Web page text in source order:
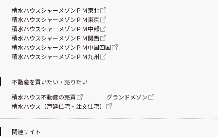
積水ハウスシャーメゾンＰＭ東北
積水ハウスシャーメゾンＰＭ東京
積水ハウスシャーメゾンＰＭ中部
積水ハウスシャーメゾンＰＭ関西
積水ハウスシャーメゾンＰＭ中国四国
積水ハウスシャーメゾンＰＭ九州
不動産を買いたい・売りたい
積水ハウス不動産の売買
グランドメゾン
積水ハウス（戸建住宅・注文住宅）
関連サイト